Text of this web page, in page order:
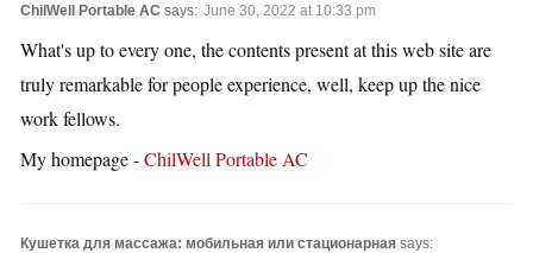
ChilWell Portable AC says: June 30, 2022 at 10:33 pm
What's up to every one, the contents present at this web site are
truly remarkable for people experience, well, keep up the nice
work fellows.
My homepage -ChilWell Portable AC
Кушетка для массажа: мобильная или стационарная says: